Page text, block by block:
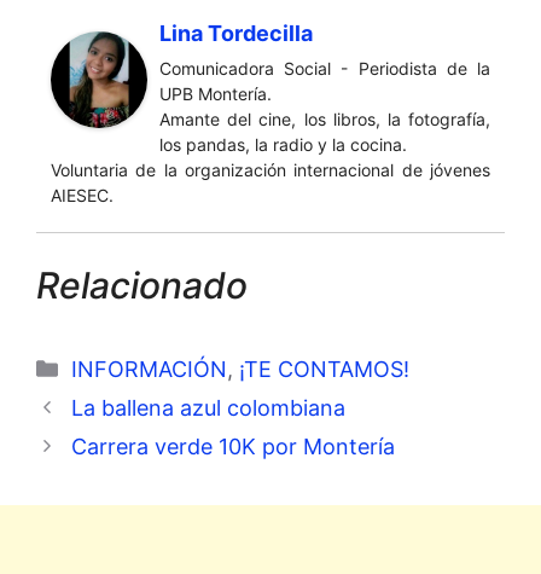
Lina Tordecilla
Comunicadora Social - Periodista de la
UPB Montería.
Amante del cine, los libros, la fotografía,
los pandas, la radio y la cocina.
Voluntaria de la organización internacional de jóvenes
AIESEC.
Relacionado
Categorías
INFORMACIÓN, ¡TE CONTAMOS!
La ballena azul colombiana
Carrera verde 10K por Montería